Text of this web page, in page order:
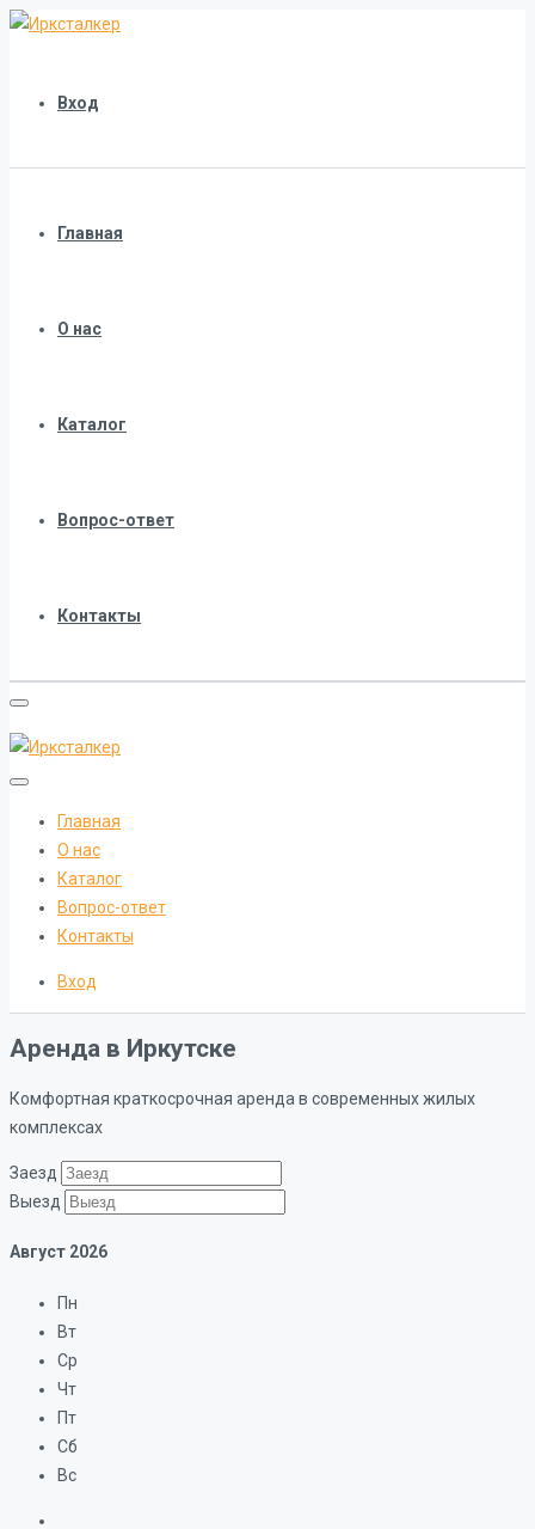
Вход
Главная
О нас
Каталог
Вопрос-ответ
Контакты
Главная
О нас
Каталог
Вопрос-ответ
Контакты
Вход
Аренда в Иркутске
Комфортная краткосрочная аренда в современных жилых
комплексах
Заезд
Выезд
Август 2026
Пн
Вт
Ср
Чт
Пт
Сб
Вс